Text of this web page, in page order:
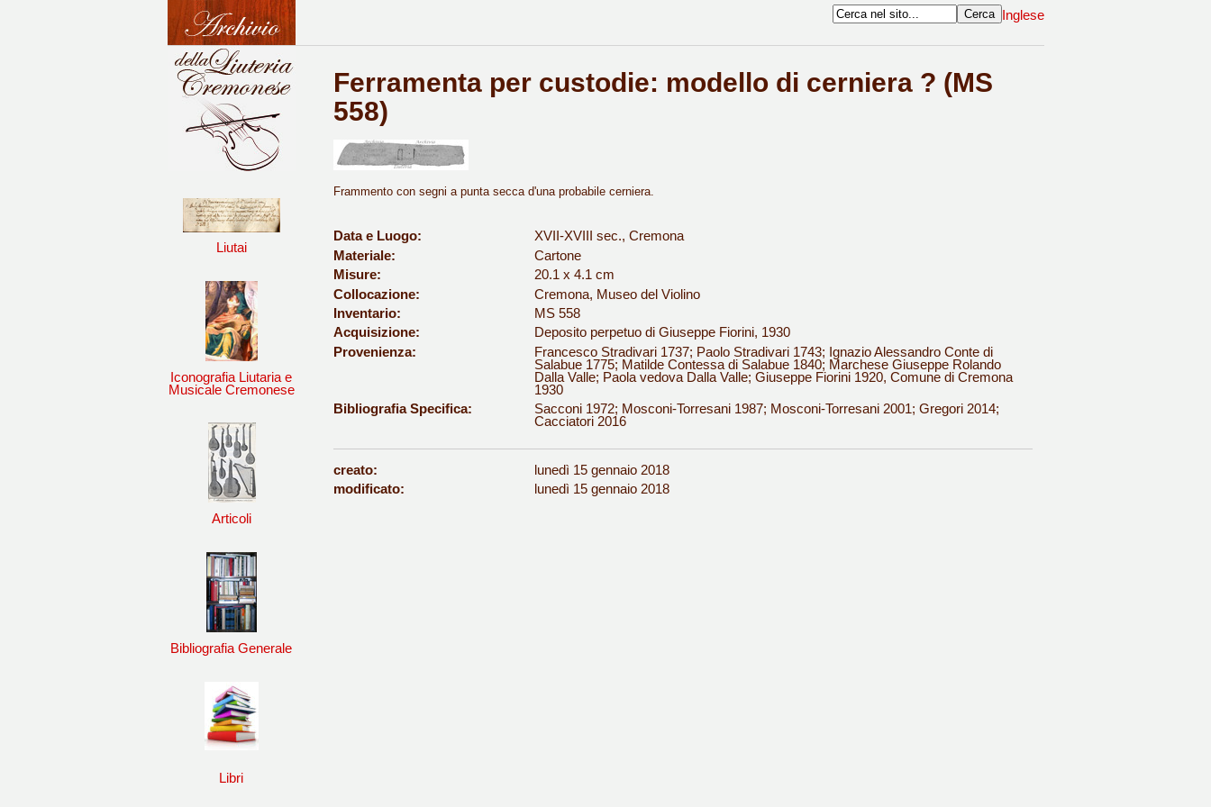
Inglese
Liutai
Iconografia Liutaria e
Musicale Cremonese
Articoli
Bibliografia Generale
Libri
Ferramenta per custodie: modello di cerniera ? (MS
558)
Frammento con segni a punta secca d'una probabile cerniera.
Data e Luogo:
XVII-XVIII sec., Cremona
Materiale:
Cartone
Misure:
20.1 x 4.1 cm
Collocazione:
Cremona, Museo del Violino
Inventario:
MS 558
Acquisizione:
Deposito perpetuo di Giuseppe Fiorini, 1930
Provenienza:
Francesco Stradivari 1737; Paolo Stradivari 1743; Ignazio Alessandro Conte di
Salabue 1775; Matilde Contessa di Salabue 1840; Marchese Giuseppe Rolando
Dalla Valle; Paola vedova Dalla Valle; Giuseppe Fiorini 1920, Comune di Cremona
1930
Bibliografia Specifica:
Sacconi 1972; Mosconi-Torresani 1987; Mosconi-Torresani 2001; Gregori 2014;
Cacciatori 2016
creato:
lunedì 15 gennaio 2018
modificato:
lunedì 15 gennaio 2018